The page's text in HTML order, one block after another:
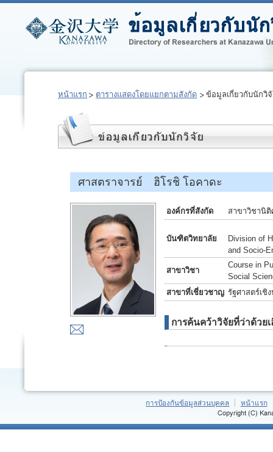
หน้าแรก ตารางแสดงโดยแยกตามสังกัด ข้อมูลเกี่ยวกับนักวิ
ศาสตราจารย์ ฮิโรชิ โอคาดะ
องค์กรที่สังกัด สาขาวิชานิ
บันฑิตวิทยาลัย
Division of
and Socio-
สาขาวิชา
Course in
Social
สาขาที่เชี่ยวชาญ รัฐศาสตร์เชิ
การค้นคว้าวิจัยที่ว่าด้วย
การป้องกันข้อมูลส่วนบุคคล หน้าแรก